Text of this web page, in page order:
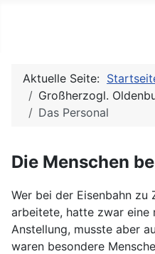
Aktuelle Seite:
Großherzogl.
Das Personal
Die Menschen
Wer bei der Eisenbahn zu
arbeitete, hatte zwar eine
Anstellung, musste aber
waren besondere